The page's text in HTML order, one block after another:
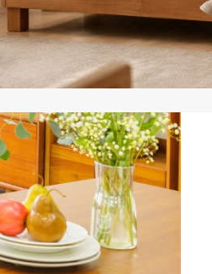
城HOLA店
南雅店
壢宜得利店
崁特力屋店
SOGO元化店
大雅店
FAQs
人才招募 隱私權政策